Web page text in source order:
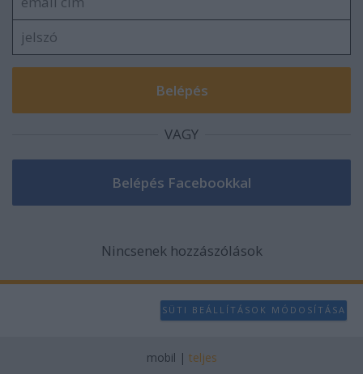
VAGY
Nincsenek hozzászólások
SÜTI BEÁLLÍTÁSOK MÓDOSÍTÁSA
mobil | teljes